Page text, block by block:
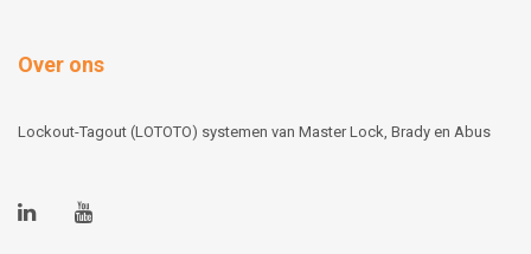
Over ons
Lockout-Tagout (LOTOTO) systemen van Master Lock, Brady en Abus